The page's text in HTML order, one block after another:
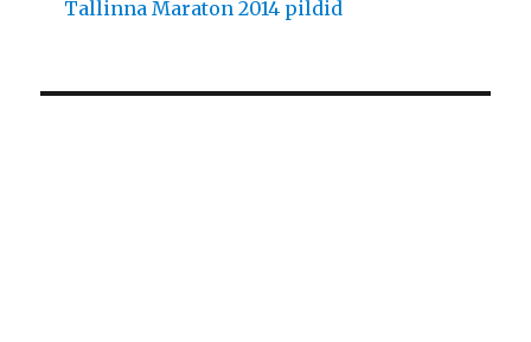
Tallinna Maraton 2014 pildid